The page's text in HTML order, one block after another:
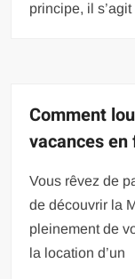
principe, il s’agit
Comment
vacances
Vous rêvez de
de découvrir la
pleinement de
la location d’un